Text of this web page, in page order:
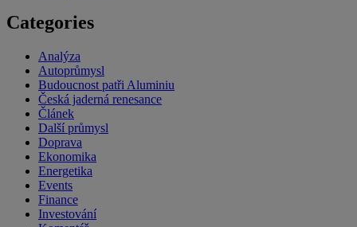
Categories
Analýza
Autoprůmysl
Budoucnost patři Aluminiu
Česká jaderná renesance
Článek
Další průmysl
Doprava
Ekonomika
Energetika
Events
Finance
Investování